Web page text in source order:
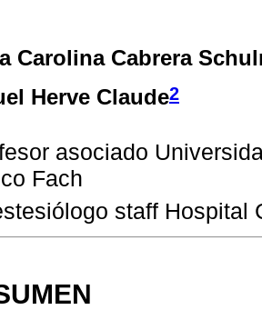
Carolina Cabrera
Herve Claude2
asociado
Fach
staff Hospital